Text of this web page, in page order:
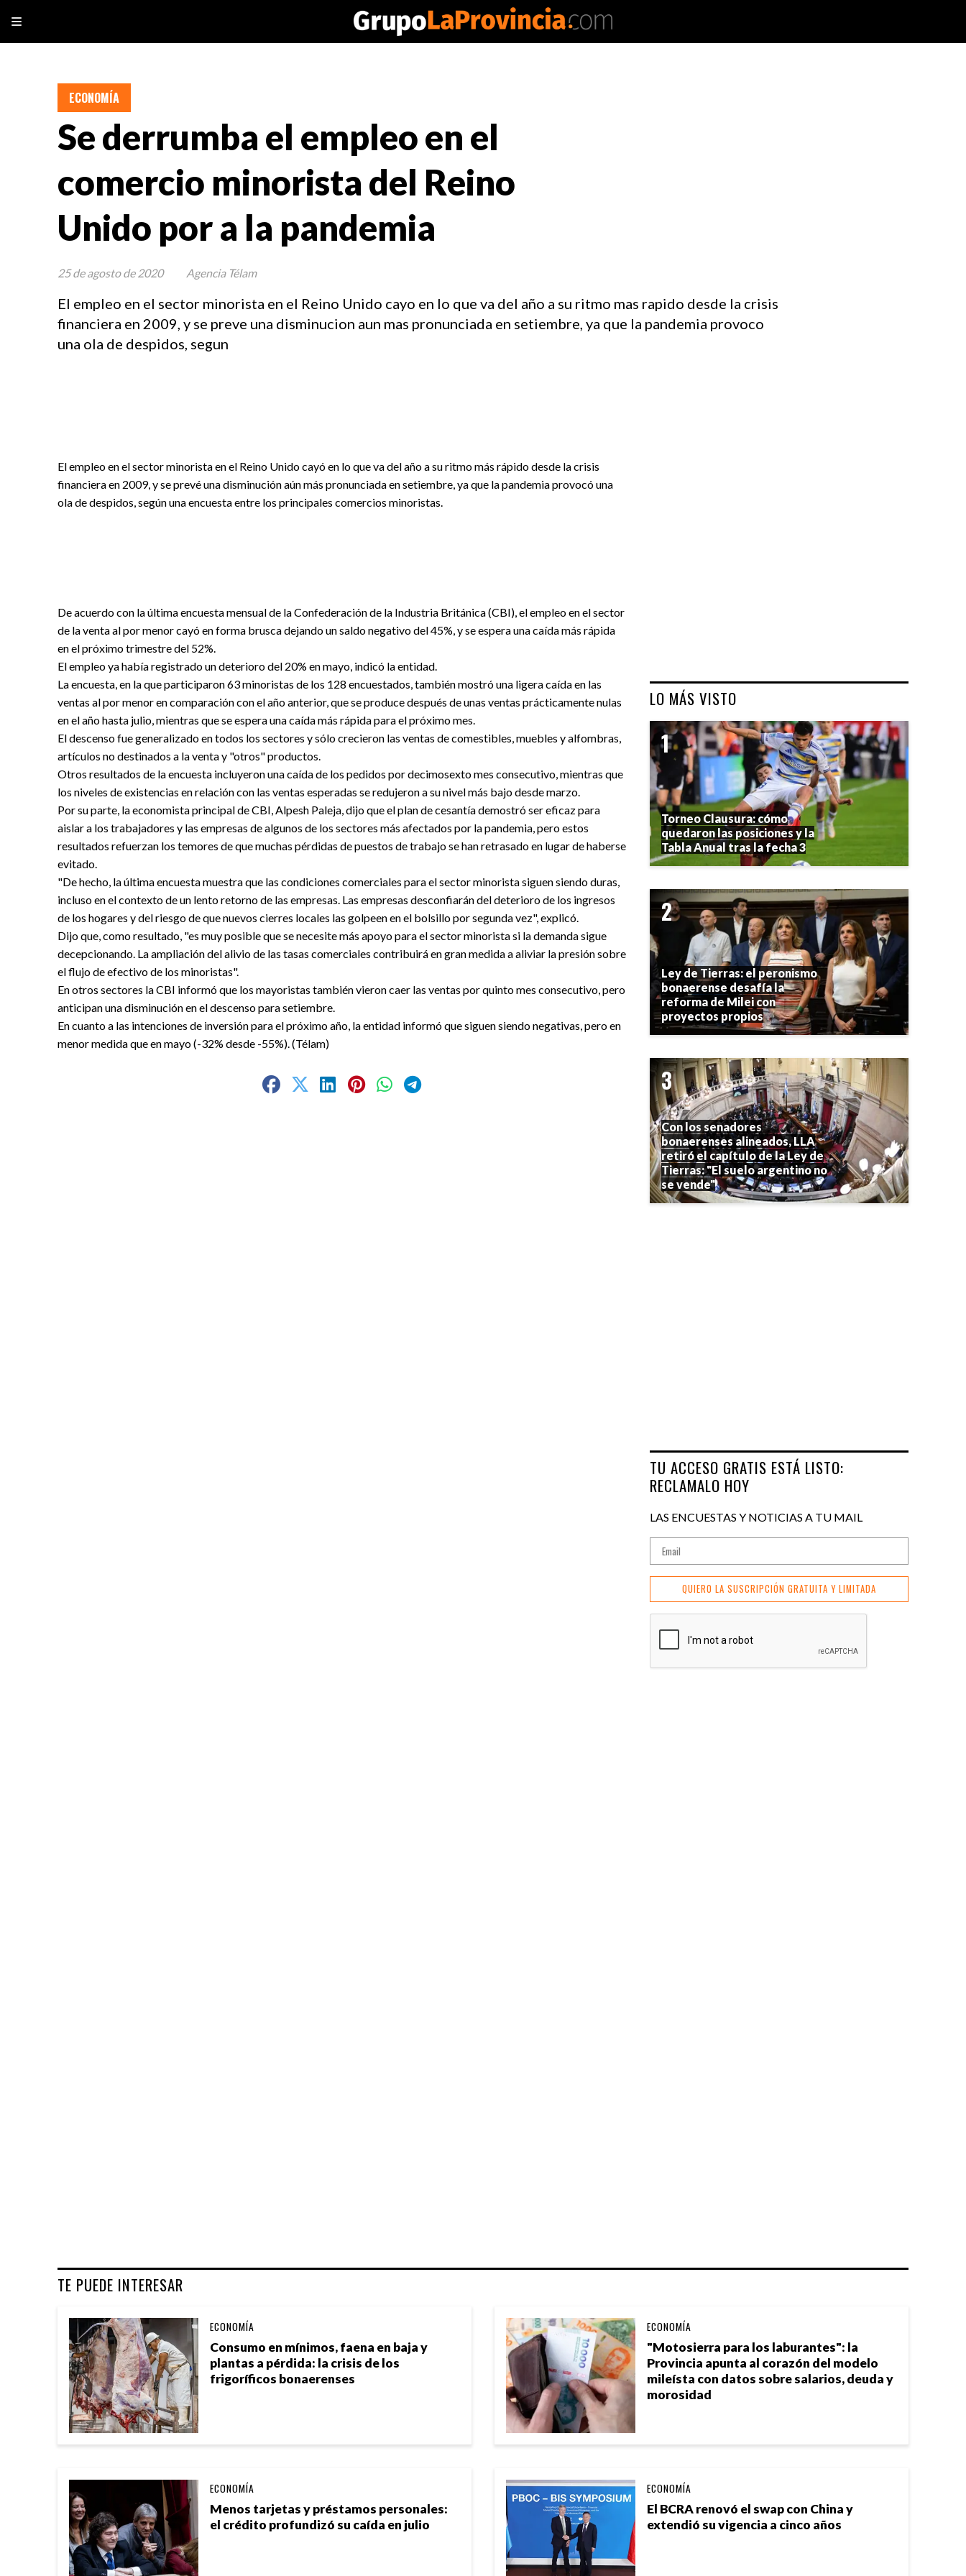
Se derrumba el empleo en el
comercio minorista del Reino
Unido por a la pandemia
El empleo en el sector minorista en el Reino Unido cayo en lo que va del año a su ritmo mas rapido desde la crisis
financiera en 2009, y se preve una disminucion aun mas pronunciada en setiembre, ya que la pandemia provoco
una ola de despidos, segun
ECONOMÍA
25 de agosto de 2020 Agencia Télam
El empleo en el sector minorista en el Reino Unido cayó en lo que va del año a su ritmo más rápido desde la crisis
financiera en 2009, y se prevé una disminución aún más pronunciada en setiembre, ya que la pandemia provocó una
ola de despidos, según una encuesta entre los principales comercios minoristas.
De acuerdo con la última encuesta mensual de la Confederación de la Industria Británica (CBI), el empleo en el sector
de la venta al por menor cayó en forma brusca dejando un saldo negativo del 45%, y se espera una caída más rápida
en el próximo trimestre del 52%.
El empleo ya había registrado un deterioro del 20% en mayo, indicó la entidad.
La encuesta, en la que participaron 63 minoristas de los 128 encuestados, también mostró una ligera caída en las
ventas al por menor en comparación con el año anterior, que se produce después de unas ventas prácticamente nulas
en el año hasta julio, mientras que se espera una caída más rápida para el próximo mes.
El descenso fue generalizado en todos los sectores y sólo crecieron las ventas de comestibles, muebles y alfombras,
artículos no destinados a la venta y "otros" productos.
Otros resultados de la encuesta incluyeron una caída de los pedidos por decimosexto mes consecutivo, mientras que
los niveles de existencias en relación con las ventas esperadas se redujeron a su nivel más bajo desde marzo.
Por su parte, la economista principal de CBI, Alpesh Paleja, dijo que el plan de cesantía demostró ser eficaz para
aislar a los trabajadores y las empresas de algunos de los sectores más afectados por la pandemia, pero estos
resultados refuerzan los temores de que muchas pérdidas de puestos de trabajo se han retrasado en lugar de haberse
evitado.
"De hecho, la última encuesta muestra que las condiciones comerciales para el sector minorista siguen siendo duras,
incluso en el contexto de un lento retorno de las empresas. Las empresas desconfiarán del deterioro de los ingresos
de los hogares y del riesgo de que nuevos cierres locales las golpeen en el bolsillo por segunda vez", explicó.
Dijo que, como resultado, "es muy posible que se necesite más apoyo para el sector minorista si la demanda sigue
decepcionando. La ampliación del alivio de las tasas comerciales contribuirá en gran medida a aliviar la presión sobre
el flujo de efectivo de los minoristas".
En otros sectores la CBI informó que los mayoristas también vieron caer las ventas por quinto mes consecutivo, pero
anticipan una disminución en el descenso para setiembre.
En cuanto a las intenciones de inversión para el próximo año, la entidad informó que siguen siendo negativas, pero en
menor medida que en mayo (-32% desde -55%). (Télam)
TE PUEDE INTERESAR
Consumo en mínimos, faena en baja y
plantas a pérdida: la crisis de los
frigoríficos bonaerenses
ECONOMÍA
"Motosierra para los laburantes": la
Provincia apunta al corazón del modelo
mileísta con datos sobre salarios, deuda y
morosidad
ECONOMÍA
Menos tarjetas y préstamos personales:
el crédito profundizó su caída en julio
ECONOMÍA
El BCRA renovó el swap con China y
extendió su vigencia a cinco años
ECONOMÍA
LO MÁS VISTO
Torneo Clausura: cómo
quedaron las posiciones y la
Tabla Anual tras la fecha 3
Ley de Tierras: el peronismo
bonaerense desafía la
reforma de Milei con
proyectos propios
Con los senadores
bonaerenses alineados, LLA
retiró el capítulo de la Ley de
Tierras: "El suelo argentino no
se vende"
TU ACCESO GRATIS ESTÁ LISTO:
RECLAMALO HOY
LAS ENCUESTAS Y NOTICIAS A TU MAIL
QUIERO LA SUSCRIPCIÓN GRATUITA Y LIMITADA